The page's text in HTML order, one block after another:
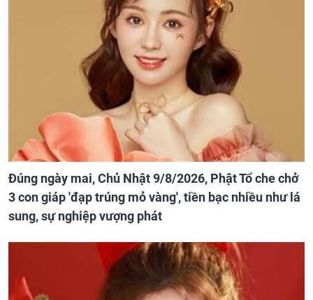
Đúng ngày mai, Chủ Nhật 9/8/2026, Phật Tổ che chở
3 con giáp 'đạp trúng mỏ vàng', tiền bạc nhiều như lá
sung, sự nghiệp vượng phát